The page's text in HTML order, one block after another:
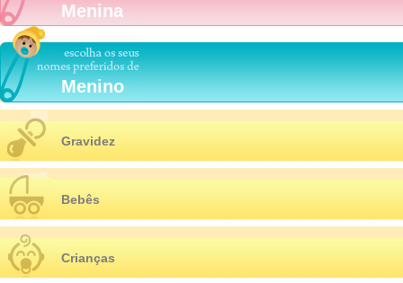
Menina
Menino
Gravidez
Bebês
Crianças